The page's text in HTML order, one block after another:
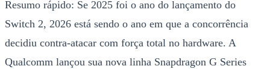
Resumo rápido: Se 2025 foi o ano do lançamento do
Switch 2, 2026 está sendo o ano em que a concorrência
decidiu contra-atacar com força total no hardware. A
Qualcomm lançou sua nova linha Snapdragon G Series